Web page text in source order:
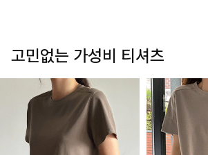
고민없는 가성비 티셔츠